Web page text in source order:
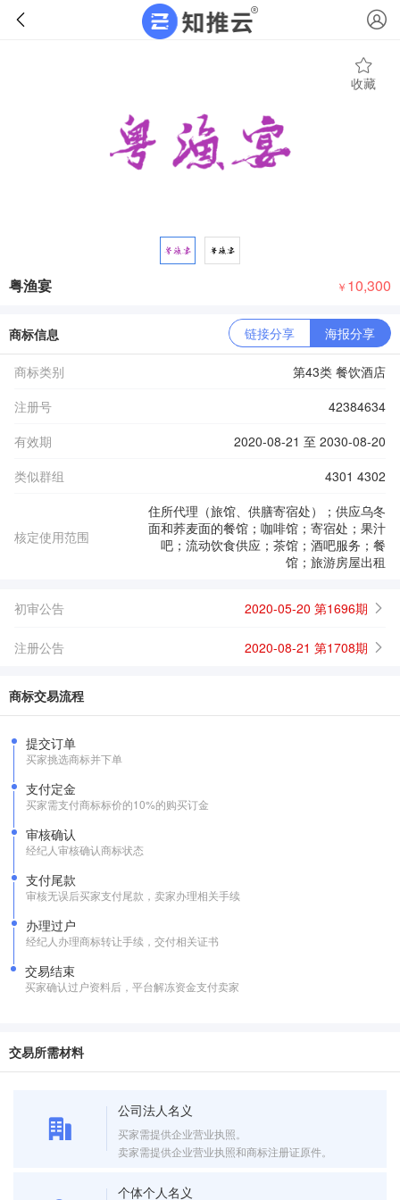
收藏
粤渔宴 ￥ 10,300
商标信息 链接分享 海报分享
商标类别
第43类 餐饮酒店
注册号
42384634
有效期
2020-08-21 至 2030-08-20
类似群组
4301 4302
核定使用范围
住所代理（旅馆、供膳寄宿处）；供应乌冬
面和荞麦面的餐馆；咖啡馆；寄宿处；果汁
吧；流动饮食供应；茶馆；酒吧服务；餐
馆；旅游房屋出租
初审公告 2020-05-20 第1696期
注册公告 2020-08-21 第1708期
商标交易流程
提交订单
买家挑选商标并下单
支付定金
买家需支付商标标价的10%的购买订金
审核确认
经纪人审核确认商标状态
支付尾款
审核无误后买家支付尾款，卖家办理相关手续
办理过户
经纪人办理商标转让手续，交付相关证书
交易结束
买家确认过户资料后，平台解冻资金支付卖家
交易所需材料
公司法人名义
买家需提供企业营业执照。
卖家需提供企业营业执照和商标注册证原件。
个体个人名义